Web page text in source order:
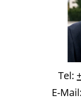
Tel:
E-Mail: